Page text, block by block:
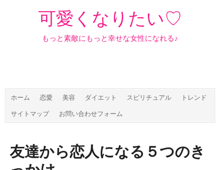
可愛くなりたい♡
もっと素敵にもっと幸せな女性になれる♪
ホーム 恋愛 美容 ダイエット スピリチュアル トレンド
サイトマップ お問い合わせフォーム
友達から恋人になる５つのき